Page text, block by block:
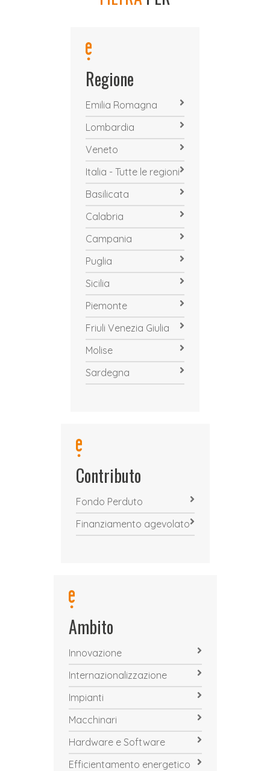
Regione
Emilia Romagna
Lombardia
Veneto
Italia - Tutte le regioni
Basilicata
Calabria
Campania
Puglia
Sicilia
Piemonte
Friuli Venezia Giulia
Molise
Sardegna
Contributo
Fondo Perduto
Finanziamento agevolato
Ambito
Innovazione
Internazionalizzazione
Impianti
Macchinari
Hardware e Software
Efficientamento energetico